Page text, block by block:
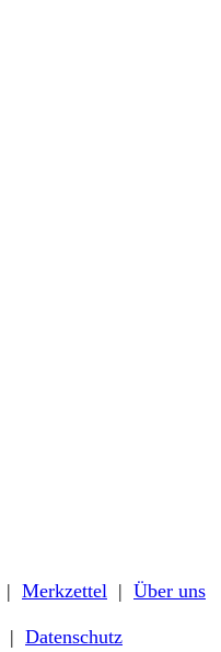
| Merkzettel | Über uns
| Datenschutz